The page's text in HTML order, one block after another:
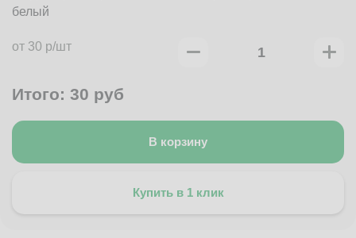
белый
от 30 р/шт
Итого: 30 руб
В корзину
Купить в 1 клик